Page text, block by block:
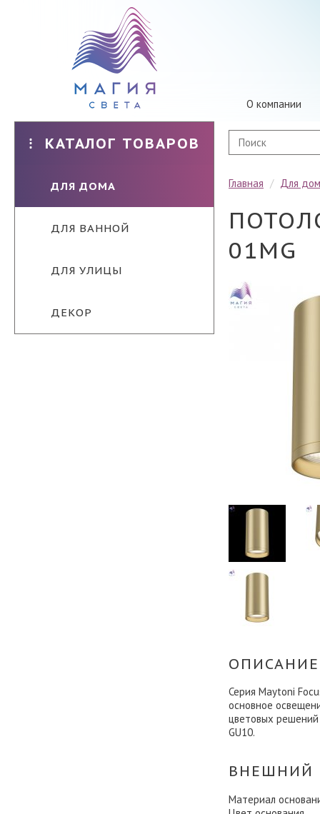
О компании
КАТАЛОГ ТОВАРОВ
ДЛЯ ДОМА
ДЛЯ ВАННОЙ
ДЛЯ УЛИЦЫ
ДЕКОР
Главная / Для
01MG
Серия Maytoni
основное
цветовых решений
GU10.
ВНЕШНИЙ
Материал